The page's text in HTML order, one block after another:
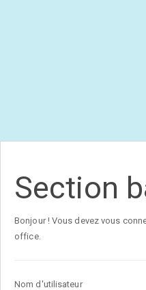
Section
Bonjour ! Vous devez vous
office.
Nom d'utilisateur